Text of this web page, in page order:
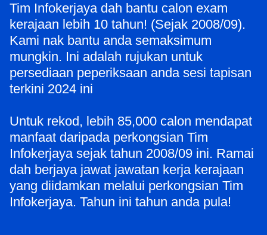
Tim Infokerjaya dah bantu calon exam
kerajaan lebih 10 tahun! (Sejak 2008/09).
Kami nak bantu anda semaksimum
mungkin. Ini adalah rujukan untuk
persediaan peperiksaan anda sesi tapisan
terkini 2024 ini
Untuk rekod, lebih 85,000 calon mendapat
manfaat daripada perkongsian Tim
Infokerjaya sejak tahun 2008/09 ini. Ramai
dah berjaya jawat jawatan kerja kerajaan
yang diidamkan melalui perkongsian Tim
Infokerjaya. Tahun ini tahun anda pula!